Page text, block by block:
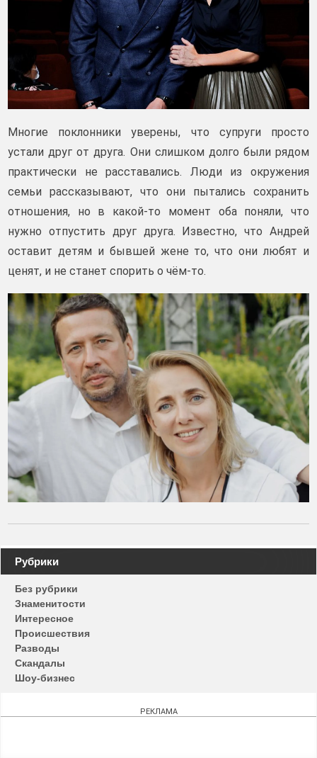
Многие поклонники уверены, что супруги просто
устали друг от друга. Они слишком долго были рядом
практически не расставались. Люди из окружения
семьи рассказывают, что они пытались сохранить
отношения, но в какой-то момент оба поняли, что
нужно отпустить друг друга. Известно, что Андрей
оставит детям и бывшей жене то, что они любят и
ценят, и не станет спорить о чём-то.
Навигация
по
записям
Рубрики
Без рубрики
Знаменитости
Интересное
Происшествия
Разводы
Скандалы
Шоу-бизнес
РЕКЛАМА